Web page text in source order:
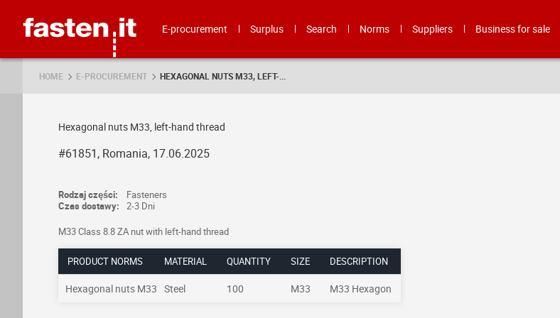
E-procurement Surplus Search Norms Suppliers Business for sale
HOME E-PROCUREMENT HEXAGONAL NUTS M33, LEFT-...
Hexagonal nuts M33, left-hand thread
#61851, Romania, 17.06.2025
Rodzaj części:
Fasteners
Czas dostawy:
2-3 Dni
M33 Class 8.8 ZA nut with left-hand thread
PRODUCT NORMS MATERIAL QUANTITY SIZE DESCRIPTION
Hexagonal nuts M33 Steel 100 M33 M33 Hexagon